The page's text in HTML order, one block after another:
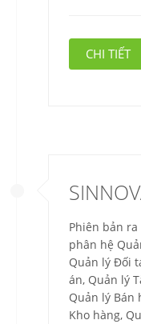
CHI TIẾT
Phiên bản
phân hệ
Quản lý Đối
án, Quản lý
Quản lý Bán
Kho hàng,